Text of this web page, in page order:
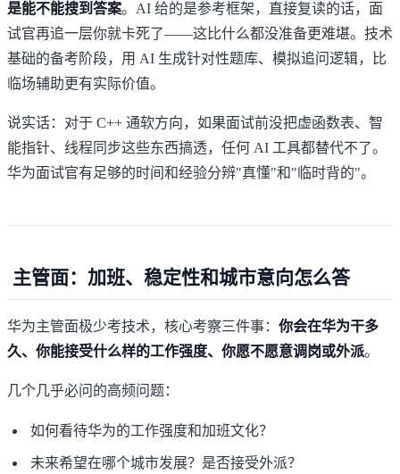
是能不能搜到答案。AI 给的是参考框架，直接复读的话，面
试官再追一层你就卡死了——这比什么都没准备更难堪。技术
基础的备考阶段，用 AI 生成针对性题库、模拟追问逻辑，比
临场辅助更有实际价值。
说实话：对于 C++ 通软方向，如果面试前没把虚函数表、智
能指针、线程同步这些东西搞透，任何 AI 工具都替代不了。
华为面试官有足够的时间和经验分辨"真懂"和"临时背的"。
主管面：加班、稳定性和城市意向怎么答
华为主管面极少考技术，核心考察三件事： 你会在华为干多
久、你能接受什么样的工作强度、你愿不愿意调岗或外派。
几个几乎必问的高频问题：
如何看待华为的工作强度和加班文化？
未来希望在哪个城市发展？是否接受外派？